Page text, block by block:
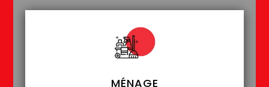
MÉNAGE